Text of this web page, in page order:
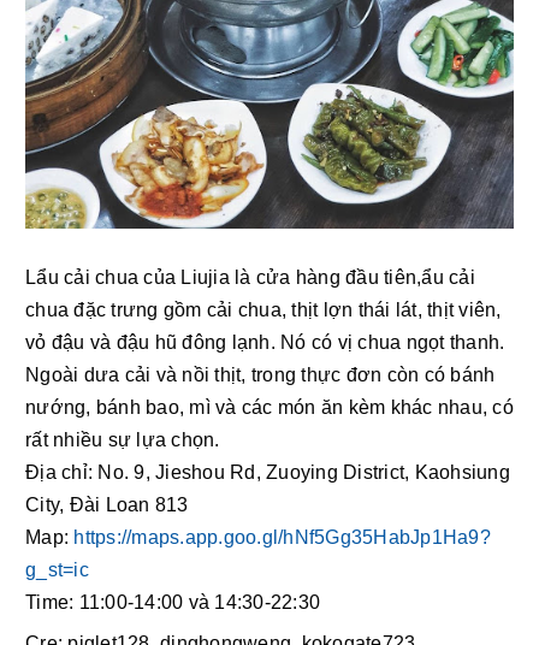
Lẩu cải chua của Liujia là cửa hàng đầu tiên,ẩu cải
chua đặc trưng gồm cải chua, thịt lợn thái lát, thịt viên,
vỏ đậu và đậu hũ đông lạnh. Nó có vị chua ngọt thanh.
Ngoài dưa cải và nồi thịt, trong thực đơn còn có bánh
nướng, bánh bao, mì và các món ăn kèm khác nhau, có
rất nhiều sự lựa chọn.
Địa chỉ: No. 9, Jieshou Rd, Zuoying District, Kaohsiung
City, Đài Loan 813
Map: https://maps.app.goo.gl/hNf5Gg35HabJp1Ha9?
g_st=ic
Time: 11:00-14:00 và 14:30-22:30